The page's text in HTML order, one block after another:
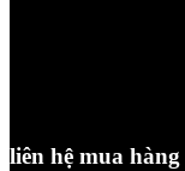
liên hệ mua hàng